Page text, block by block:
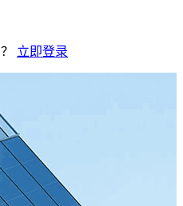
立即登录